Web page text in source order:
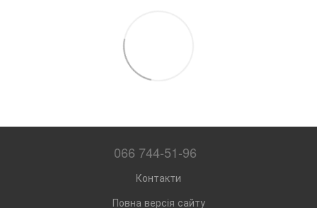
066 744-51-96
Контакти
Повна версія сайту